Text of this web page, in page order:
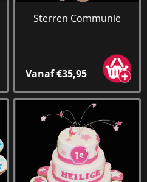
Sterren Communie
Vanaf €35,95